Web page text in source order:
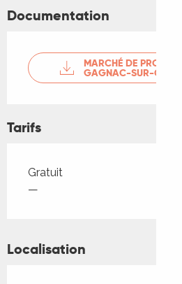
Documentation
MARCHÉ DE
GAGNAC-SUR-CÈRE
Tarifs
Tarifs 2026
Gratuit
—
Localisation